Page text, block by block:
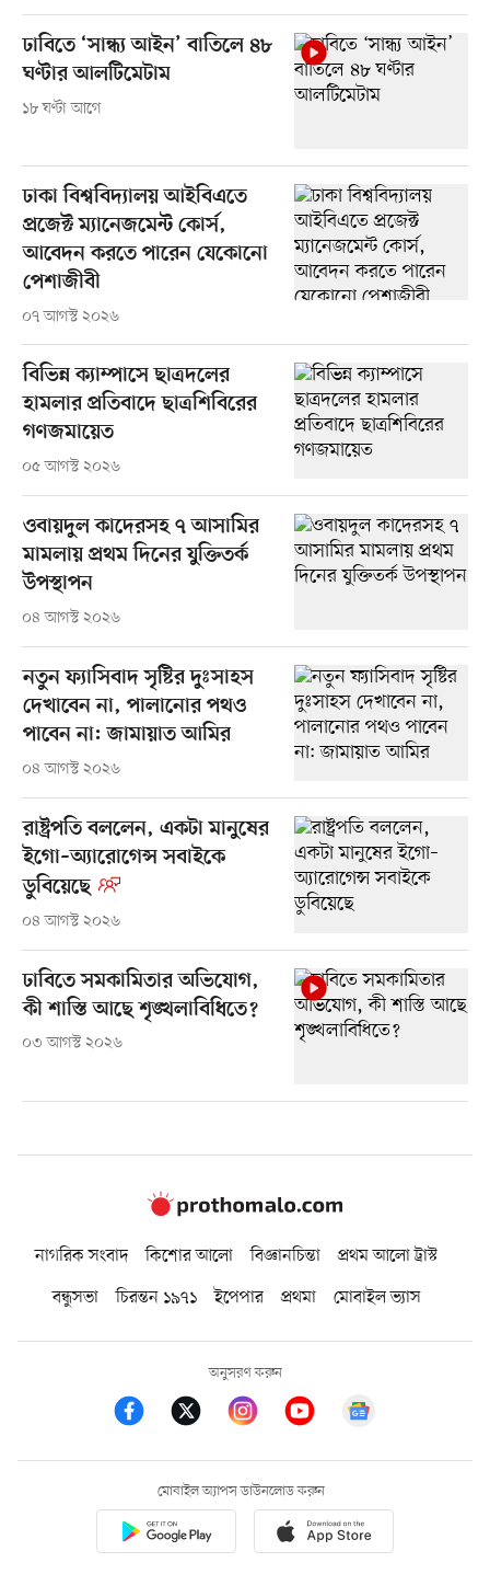
ঢাবিতে ‘সান্ধ্য আইন’ বাতিলে ৪৮
ঘণ্টার আলটিমেটাম
১৮ ঘণ্টা আগে
ঢাকা বিশ্ববিদ্যালয় আইবিএতে
প্রজেক্ট ম্যানেজমেন্ট কোর্স,
আবেদন করতে পারেন যেকোনো
পেশাজীবী
০৭ আগস্ট ২০২৬
বিভিন্ন ক্যাম্পাসে ছাত্রদলের
হামলার প্রতিবাদে ছাত্রশিবিরের
গণজমায়েত
০৫ আগস্ট ২০২৬
ওবায়দুল কাদেরসহ ৭ আসামির
মামলায় প্রথম দিনের যুক্তিতর্ক
উপস্থাপন
০৪ আগস্ট ২০২৬
নতুন ফ্যাসিবাদ সৃষ্টির দুঃসাহস
দেখাবেন না, পালানোর পথও
পাবেন না: জামায়াত আমির
০৪ আগস্ট ২০২৬
রাষ্ট্রপতি বললেন, একটা মানুষের
ইগো–অ্যারোগেন্স সবাইকে
ডুবিয়েছে
০৪ আগস্ট ২০২৬
ঢাবিতে সমকামিতার অভিযোগ,
কী শাস্তি আছে শৃঙ্খলাবিধিতে?
০৩ আগস্ট ২০২৬
নাগরিক সংবাদ কিশোর আলো বিজ্ঞানচিন্তা
প্রথম আলো ট্রাস্ট
বন্ধুসভা
চিরন্তন ১৯৭১ ইপেপার প্রথমা মোবাইল ভ্যাস
অনুসরণ করুন
মোবাইল অ্যাপস ডাউনলোড করুন